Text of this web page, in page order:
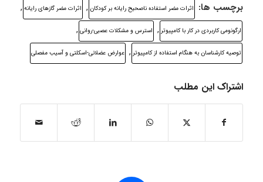
برچسب ها: اثرات مضر استفاده ناصحیح رایانه بر کودکان , اثرات مضر گازهای رایانه ,
ارگونومی کاربردی در کار با کامپیوتر , استرس و مشکلات عصبی-روانی ,
توصیه کارشناسان به هنگام استفاده از کامپیوتر , عوارض عضلانی-اسکلتی و آسیب مفصلی
اشتراک این مطلب